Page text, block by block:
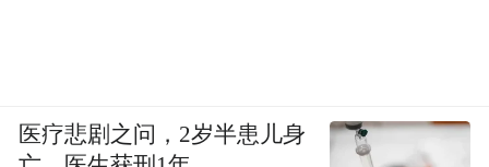
医疗悲剧之问，2岁半患儿身